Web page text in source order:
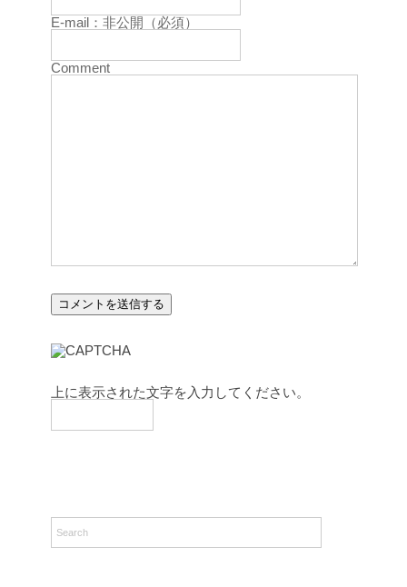
E-mail：非公開（必須）
Comment
上に表示された文字を入力してください。